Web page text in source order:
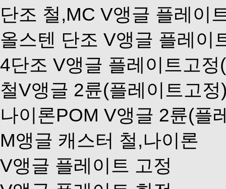
단조 철,MC V앵글 플레이
올스텐 단조 V앵글 플레이
4단조 V앵글 플레이트고정
철V앵글 2륜(플레이트고정
나이론POM V앵글 2륜(플
M앵글 캐스터 철,나이론
V앵글 플레이트 고정